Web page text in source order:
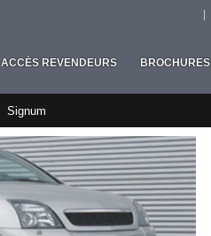
ACCÈS REVENDEURS BROCHURES
Signum